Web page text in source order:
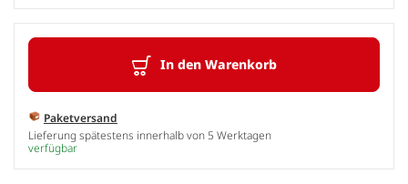
In den Warenkorb
Paketversand
Lieferung spätestens innerhalb von 5 Werktagen
verfügbar